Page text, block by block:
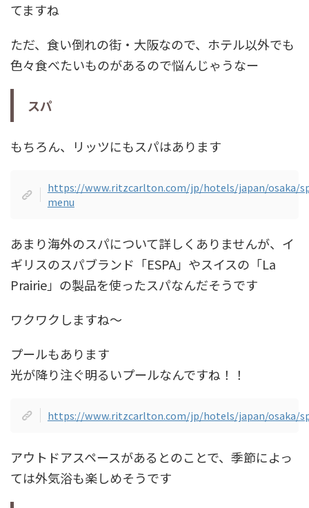
てますね
ただ、食い倒れの街・大阪なので、ホテル以外でも
色々食べたいものがあるので悩んじゃうなー
スパ
もちろん、リッツにもスパはあります
https://www.ritzcarlton.com/jp/hotels/japan/osaka/
menu
あまり海外のスパについて詳しくありませんが、イ
ギリスのスパブランド「ESPA」やスイスの「La
Prairie」の製品を使ったスパなんだそうです
ワクワクしますね～
プールもあります
光が降り注ぐ明るいプールなんですね！！
https://www.ritzcarlton.com/jp/hotels/japan/osaka/
アウトドアスペースがあるとのことで、季節によっ
ては外気浴も楽しめそうです